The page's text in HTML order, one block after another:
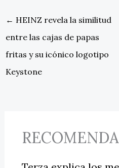
← HEINZ revela la similitud
entre las cajas de papas
fritas y su icónico logotipo
Keystone